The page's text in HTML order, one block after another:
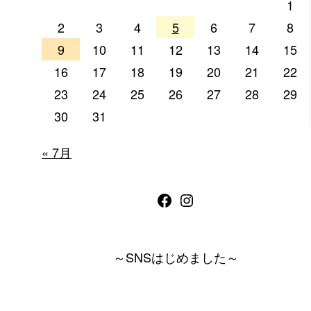
1
2
3 4 5 6 7
8
9
10 11 12 13 14
15
16
17 18 19 20 21
22
23
24 25 26 27 28
29
30
31
« 7月
Facebook
～SNSはじめました～